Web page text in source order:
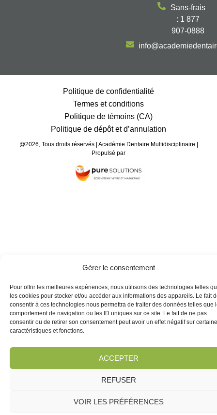
Gérer le consentement
Pour offrir les meilleures expériences, nous utilisons des technologies telles
les cookies pour stocker et/ou accéder aux informations des appareils. Le fait
consentir à ces technologies nous permettra de traiter des données telles que
comportement de navigation ou les ID uniques sur ce site. Le fait de ne pas
consentir ou de retirer son consentement peut avoir un effet négatif sur
caractéristiques et fonctions.
ACCEPTER
REFUSER
VOIR LES PRÉFÉRENCES
Sans-frais
: 1 877
907-0888
Politique de confidentialité
Termes et conditions
Politique de témoins (CA)
Politique de dépôt et d’annulation
@2026, Tous droits réservés | Académie Dentaire Multidisciplinaire |
Propulsé par